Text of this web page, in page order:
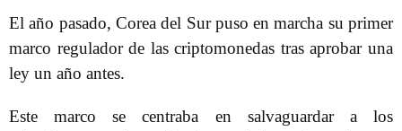
El año pasado, Corea del Sur puso en marcha su primer
marco regulador de las criptomonedas tras aprobar una
ley un año antes.
Este marco se centraba en salvaguardar a los